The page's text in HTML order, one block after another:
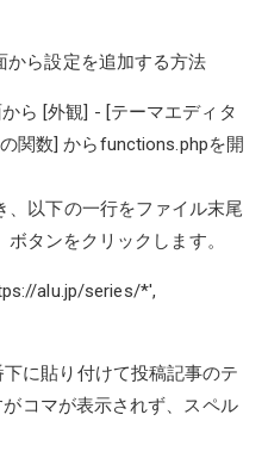
から設定を追加する方法
ら [外観] - [テーマエディタ
関数] からfunctions.phpを開
以下の一行をファイル末尾
タンをクリックします。
alu.jp/series/*',
に貼り付けて投稿記事のテ
コマが表示されず、スペル